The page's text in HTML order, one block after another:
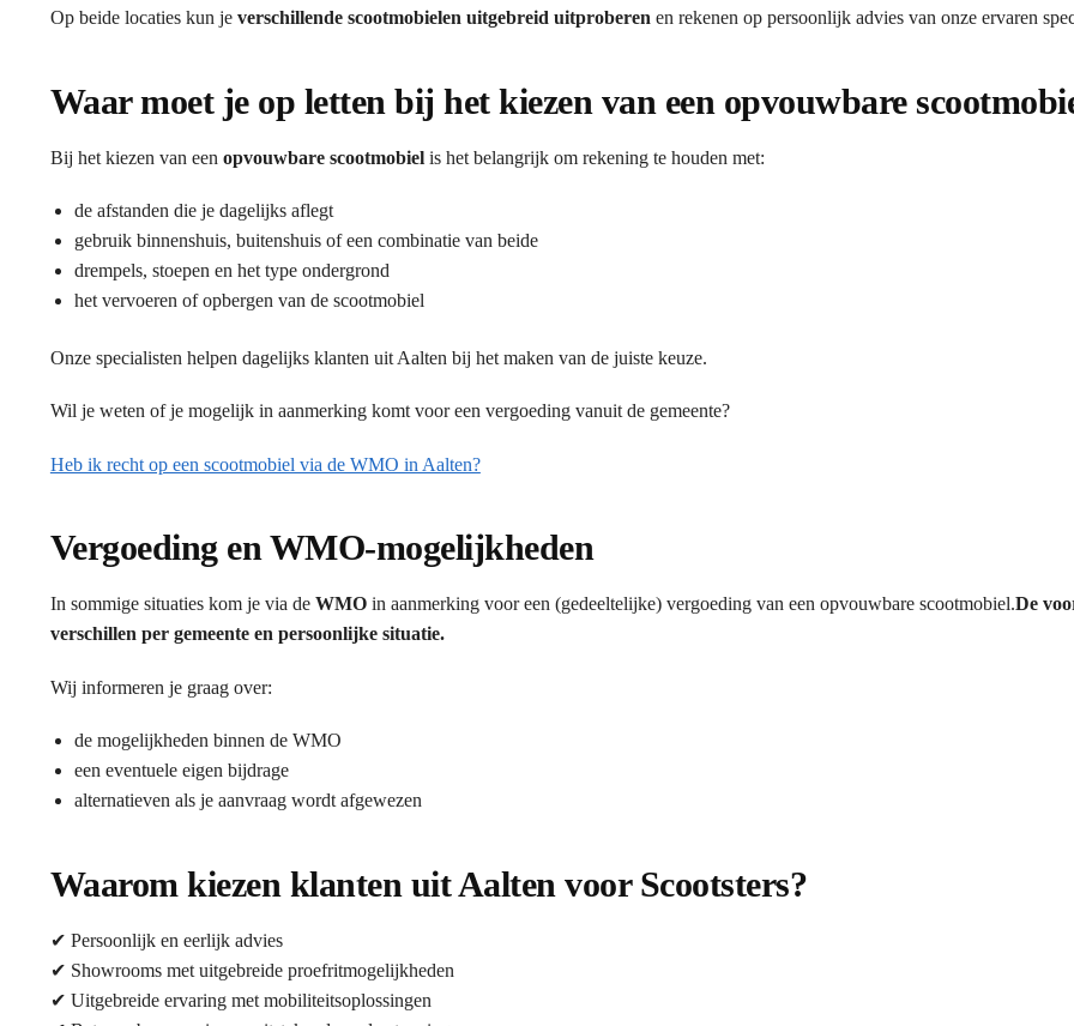
Op beide locaties kun je verschillende scootmobielen uitgebreid uitproberen en rekenen op persoonlijk advies van onze ervaren
Waar moet je op letten bij het kiezen van een opvouwbare
Bij het kiezen van een opvouwbare scootmobielis het belangrijk om rekening te houden met:
de afstanden die je dagelijks aflegt
gebruik binnenshuis, buitenshuis of een combinatie van beide
drempels, stoepen en het type ondergrond
het vervoeren of opbergen van de scootmobiel
Onze specialisten helpen dagelijks klanten uit Aalten bij het maken van de juiste keuze.
Wil je weten of je mogelijk in aanmerking komt voor een vergoeding vanuit de gemeente?
Heb ik recht op een scootmobiel via de WMO in Aalten?
Vergoeding en WMO-mogelijkheden
In sommige situaties kom je via de WMOin aanmerking voor een (gedeeltelijke) vergoeding van een opvouwbare scootmobiel.De
verschillen per gemeente en persoonlijke situatie.
Wij informeren je graag over:
de mogelijkheden binnen de WMO
een eventuele eigen bijdrage
alternatieven als je aanvraag wordt afgewezen
Waarom kiezen klanten uit Aalten voor Scootsters?
✔ Persoonlijk en eerlijk advies
✔ Showrooms met uitgebreide proefritmogelijkheden
✔ Uitgebreide ervaring met mobiliteitsoplossingen